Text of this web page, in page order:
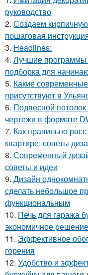
руководство
2. Создаем
пошаговая
3. Headlines:
4. Лучшие программы
подборка для
5. Какие
присутствуют в
6. Подвесной
чертежи в формате
7. Как правильно
квартире: советы
8. Современный
советы и идеи
9. Дизайн
сделать небольшое
функциональным
10. Печь для гаража
экономичное решение
11. Эффективное
горения
12. Удобство и